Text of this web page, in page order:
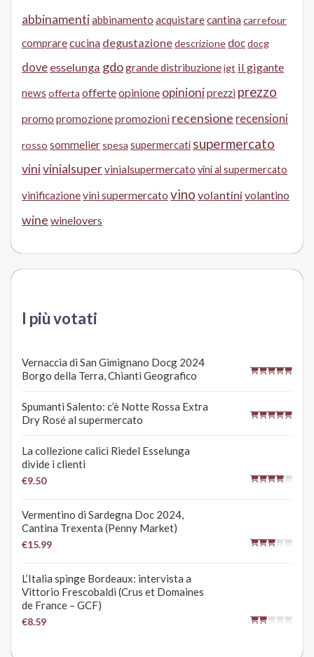
abbinamentiabbinamento acquistarecantina carrefour
comprarecucina degustazionedescrizionedocdocg
dove esselunga gdogrande distribuzioneigt il gigante
news offerta offerteopinione opinioniprezzi prezzo
promo promozionepromozioni recensione recensioni
rosso sommelier spesa supermercati supermercato
vinivinialsupervinialsupermercato vini al supermercato
vinificazionevini supermercato vino volantini volantino
wine winelovers
I più votati
Vernaccia di San Gimignano Docg 2024
Borgo della Terra, Chianti Geografico
Spumanti Salento: c’è Notte Rossa Extra
Dry Rosé al supermercato
La collezione calici Riedel Esselunga
divide i clienti
€9.50
Vermentino di Sardegna Doc 2024,
Cantina Trexenta (Penny Market)
€15.99
L’Italia spinge Bordeaux: intervista a
Vittorio Frescobaldi (Crus et Domaines
de France – GCF)
€8.59